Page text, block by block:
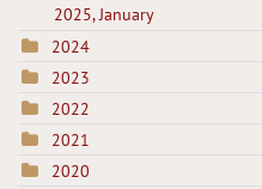
2025, January
2024
2023
2022
2021
2020